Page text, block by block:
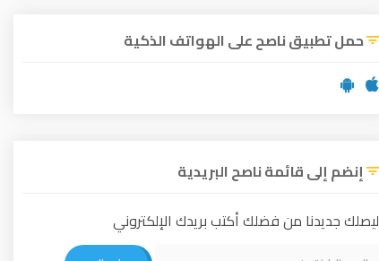
حمل تطبيق ناصح على الهواتف الذكية
إنضم إلى قائمة ناصح البريدية
ليصلك جديدنا من فضلك أكتب بريدك الإلكتروني